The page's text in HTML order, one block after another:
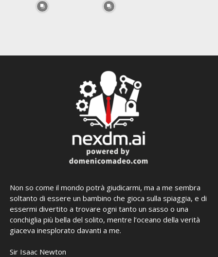
Non so come il mondo potrà giudicarmi, ma a me sembra
soltanto di essere un bambino che gioca sulla spiaggia, e di
essermi divertito a trovare ogni tanto un sasso o una
conchiglia più bella del solito, mentre l’oceano della verità
giaceva inesplorato davanti a me.
Sir Isaac Newton